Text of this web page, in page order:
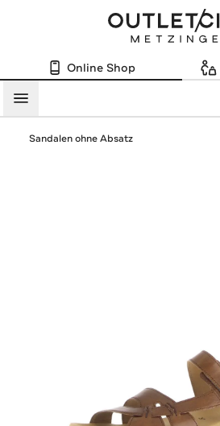
Online Shop
Menü
Sandalen ohne Absatz